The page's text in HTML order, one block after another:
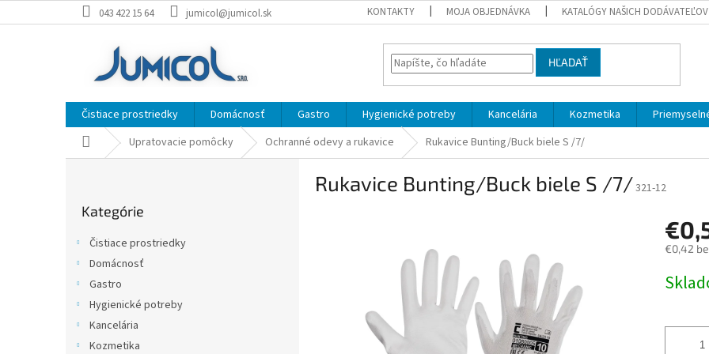
na
043 422 15 64 jumicol@jumicol.sk KONTAKTY MOJA OBJEDNÁVKA KATALÓGY NAŠICH DODÁVATEĽOV
HĽADAŤ
Čistiace prostriedky Domácnosť Gastro Hygienické potreby Kancelária Kozmetika
DomovUpratovacie pomôcky Ochranné odevy a rukavice Rukavice Bunting/Buck biele S /7/
kategórie
Kategórie
Čistiace prostriedky
Domácnosť
Gastro
Hygienické potreby
Kancelária
Kozmetika
Rukavice Bunting/Buck biele S /7/321-12
€0,42
cena: